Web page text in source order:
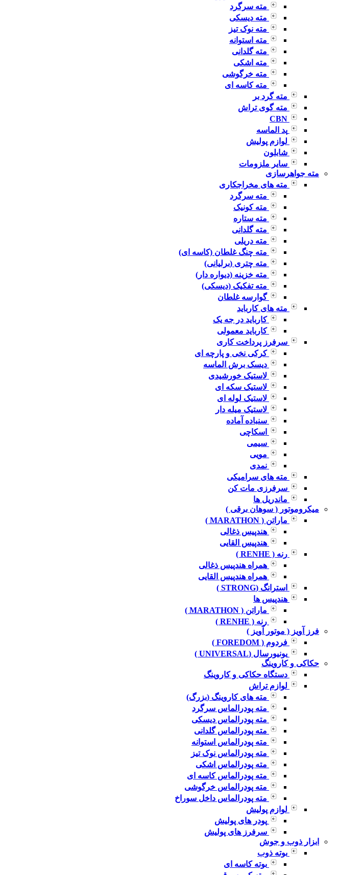
مته سرگرد
مته دیسکی
مته نوک تیز
مته استوانه
مته گلدانی
مته اشکی
مته خرگوشی
مته کاسه ای
مته گرد بر
مته گوی تراش
CBN
پد الماسه
لوازم پولیش
شابلون
سایر ملزومات
مته جواهرسازی
مته های مخراجکاری
مته سرگرد
مته کونیک
مته ستاره
مته گلدانی
مته دریلی
مته چنگ غلطان (کاسه ای)
مته چتری (برلیانی)
مته خزینه (دیواره دار)
مته تفکیک (دیسکی)
گوارسه غلطان
مته های کارباید
کارباید در جه یک
کارباید معمولی
سرفرز پرداخت کاری
کرکی نخی و پارچه ای
دیسک برش الماسه
لاستیک خورشیدی
لاستیک سکه ای
لاستیک لوله ای
لاستیک میله دار
سنباده آماده
اسکاچی
سیمی
مویی
نمدی
مته های سرامیکی
سرفرزی مات کن
ماندریل ها
میکروموتور ( سوهان برقی )
ماراتن ( MARATHON )
هندپیس ذغالی
هندپیس القایی
رنه ( RENHE )
همراه هندپیس ذغالی
همراه هندپیس القایی
استرانگ (STRONG )
هندپیس ها
ماراتن ( MARATHON )
رنه ( RENHE )
فرز آویز ( موتور آویز )
فردوم ( FOREDOM )
یونیورسال (UNIVERSAL )
حکاکی و کاروینگ
دستگاه حکاکی و کاروینگ
لوازم تراش
مته های کاروینگ (بزرگ)
مته پودرالماس سرگرد
مته پودرالماس دیسکی
مته پودرالماس گلدانی
مته پودرالماس استوانه
مته پودرالماس نوک تیز
مته پودرالماس اشکی
مته پودرالماس کاسه ای
مته پودرالماس خرگوشی
مته پودرالماس داخل سوراخ
لوازم پولیش
پودر های پولیش
سرفرز های پولیش
ابزار ذوب و جوش
بوته ذوب
بوته کاسه ای